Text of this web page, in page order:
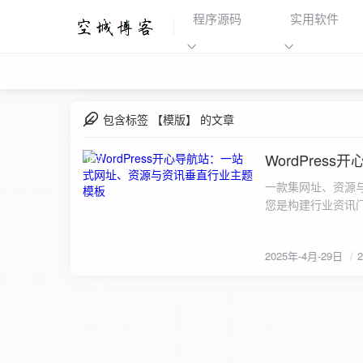
程序源码 实用软件
包含标签 【模版】 的文章
2025-4-29
WordPress开
一款集网址、资源
您是构建行业资讯
2025年-4月-29日